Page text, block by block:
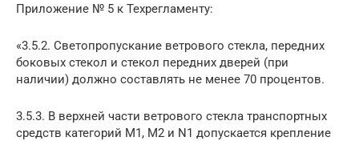
Приложение № 5 к Техрегламенту:
«3.5.2. Светопропускание ветрового стекла, передних
боковых стекол и стекол передних дверей (при
наличии) должно составлять не менее 70 процентов.
3.5.3. В верхней части ветрового стекла транспортных
средств категорий М1, М2 и N1 допускается крепление